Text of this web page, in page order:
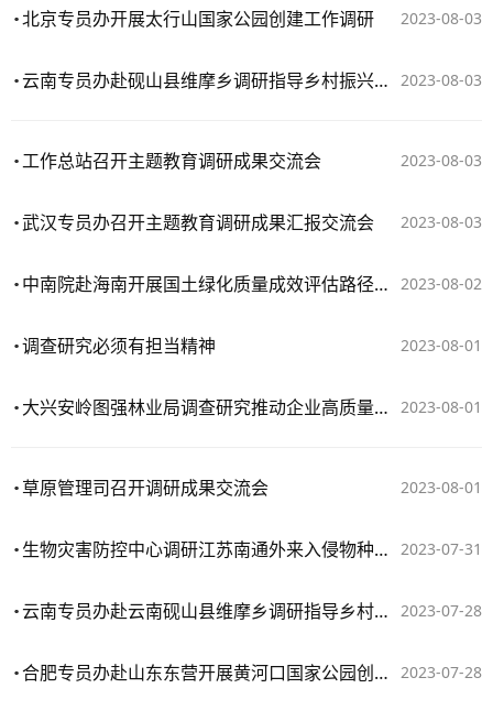
2023-08-03
北京专员办开展太行山国家公园创建工作调研
2023-08-03
云南专员办赴砚山县维摩乡调研指导乡村振兴帮扶工作
2023-08-03
工作总站召开主题教育调研成果交流会​
2023-08-03
武汉专员办召开主题教育调研成果汇报交流会
2023-08-02
中南院赴海南开展国土绿化质量成效评估路径调研
2023-08-01
调查研究必须有担当精神
2023-08-01
大兴安岭图强林业局调查研究推动企业高质量发展
2023-08-01
草原管理司召开调研成果交流会
2023-07-31
生物灾害防控中心调研江苏南通外来入侵物种普查工作情况
2023-07-28
云南专员办赴云南砚山县维摩乡调研指导乡村振兴帮扶工作
2023-07-28
合肥专员办赴山东东营开展黄河口国家公园创建实地调研